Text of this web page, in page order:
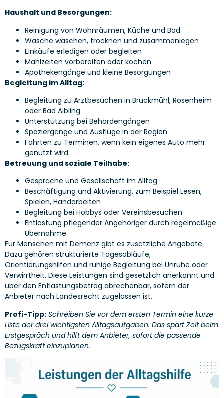
Haushalt und Besorgungen:
Reinigung von Wohnräumen, Küche und Bad
Wäsche waschen, trocknen und zusammenlegen
Einkäufe erledigen oder begleiten
Mahlzeiten vorbereiten oder kochen
Apothekengänge und kleine Besorgungen
Begleitung im Alltag:
Begleitung zu Arztbesuchen in Bruckmühl, Rosenheim
oder Bad Aibling
Unterstützung bei Behördengängen
Spaziergänge und Ausflüge in der Region
Fahrten zu Terminen, wenn kein eigenes Auto mehr
genutzt wird
Betreuung und soziale Teilhabe:
Gespräche und Gesellschaft im Alltag
Beschäftigung und Aktivierung, zum Beispiel Lesen,
Spielen, Handarbeiten
Begleitung bei Hobbys oder Vereinsbesuchen
Entlastung pflegender Angehöriger durch regelmäßige
Übernahme
Für Menschen mit Demenz gibt es zusätzliche Angebote.
Dazu gehören strukturierte Tagesabläufe,
Orientierungshilfen und ruhige Begleitung bei Unruhe oder
Verwirrtheit. Diese Leistungen sind gesetzlich anerkannt und
über den Entlastungsbetrag abrechenbar, sofern der
Anbieter nach Landesrecht zugelassen ist.
Profi-Tipp: Schreiben Sie vor dem ersten Termin eine kurze
Liste der drei wichtigsten Alltagsaufgaben. Das spart Zeit beim
Erstgespräch und hilft dem Anbieter, sofort die passende
Bezugskraft einzuplanen.